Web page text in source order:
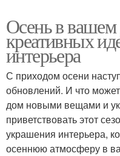
Осень в
креативных
интерьера
С приходом осени
обновлений. И что
дом новыми вещами и
приветствовать этот
украшения интерьера,
осеннюю атмосферу в